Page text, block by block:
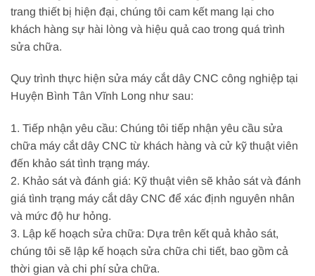
trang thiết bị hiện đại, chúng tôi cam kết mang lại cho
khách hàng sự hài lòng và hiệu quả cao trong quá trình
sửa chữa.
Quy trình thực hiện sửa máy cắt dây CNC công nghiệp tại
Huyện Bình Tân Vĩnh Long như sau:
1. Tiếp nhận yêu cầu: Chúng tôi tiếp nhận yêu cầu sửa
chữa máy cắt dây CNC từ khách hàng và cử kỹ thuật viên
đến khảo sát tình trạng máy.
2. Khảo sát và đánh giá: Kỹ thuật viên sẽ khảo sát và đánh
giá tình trạng máy cắt dây CNC để xác định nguyên nhân
và mức độ hư hỏng.
3. Lập kế hoạch sửa chữa: Dựa trên kết quả khảo sát,
chúng tôi sẽ lập kế hoạch sửa chữa chi tiết, bao gồm cả
thời gian và chi phí sửa chữa.